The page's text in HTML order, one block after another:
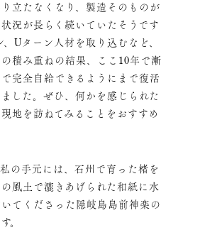
立たなくなり、製造そのものが
況が長らく続いていたそうです
、Uターン人材を取り込むなど、
積み重ねの結果、ここ10年で漸
で完全自給できるようにまで復活
した。ぜひ、何かを感じられた
地を訪ねてみることをおすすめ
の手元には、石州で育った楮を
風土で漉きあげられた和紙に水
てくださった隠岐島島前神楽の
。